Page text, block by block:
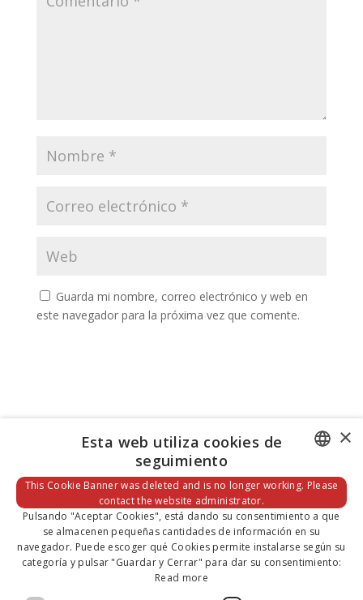
Guarda mi nombre, correo electrónico y web en
este navegador para la próxima vez que comente.
Categorías
Categorías
DEFAULT LANGUAGE
SPANISH
×
Esta web utiliza cookies de
seguimiento
This Cookie Banner was deleted and is no longer working. Please
contact the website administrator.
Pulsando "Aceptar Cookies", está dando su consentimiento a que
se almacenen pequeñas cantidades de información en su
navegador. Puede escoger qué Cookies permite instalarse según su
categoría y pulsar "Guardar y Cerrar" para dar su consentimiento:
Read more